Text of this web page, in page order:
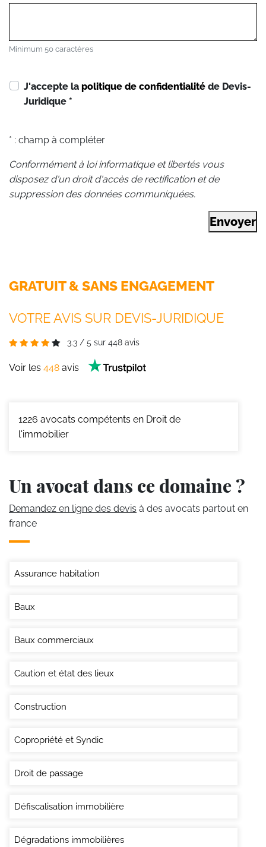
Minimum 50 caractères
J'accepte la politique de confidentialité de Devis-
Juridique *
* : champ à compléter
Conformément à loi informatique et libertés vous
disposez d'un droit d'accès de rectification et de
suppression des données communiquées.
Envoyer
GRATUIT & SANS ENGAGEMENT
VOTRE AVIS SUR DEVIS-JURIDIQUE
3.3 / 5 sur 448 avis
Voir les 448 avis
1226 avocats compétents en Droit de
l'immobilier
Un avocat dans ce domaine ?
Demandez en ligne des devis à des avocats partout en
france
Assurance habitation
Baux
Baux commerciaux
Caution et état des lieux
Construction
Copropriété et Syndic
Droit de passage
Défiscalisation immobilière
Dégradations immobilières